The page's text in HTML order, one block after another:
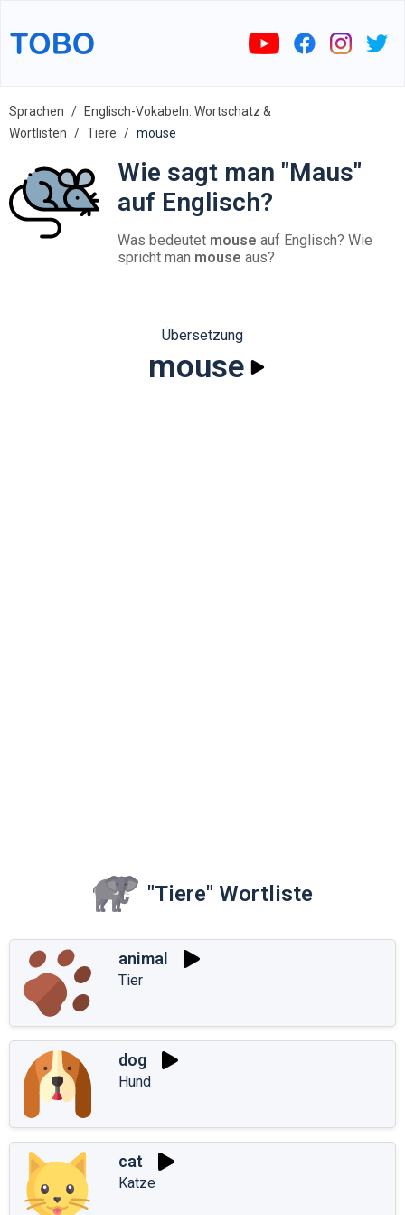
Sprachen
Englisch-Vokabeln: Wortschatz &
Wortlisten
Tiere mouse
Wie sagt man "Maus"
auf Englisch?
Was bedeutet mouse auf Englisch? Wie
spricht man mouse aus?
Übersetzung
mouse
"Tiere" Wortliste
animal
Tier
dog
Hund
cat
Katze